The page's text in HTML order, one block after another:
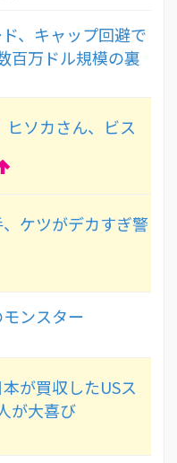
ド、キャップ回避で
百万ドル規模の裏
ヒソカさん、ビス
、ケツがデカすぎ警
ンスター
が買収したUSス
が大喜び